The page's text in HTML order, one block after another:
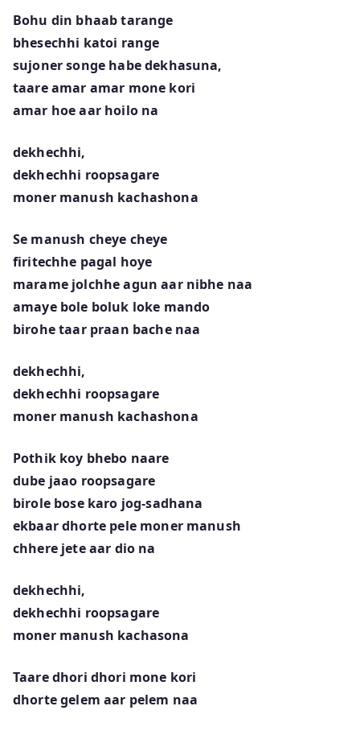
Bohu din bhaab tarange
bhesechhi katoi range
sujoner songe habe dekhasuna,
taare amar amar mone kori
amar hoe aar hoilo na
dekhechhi,
dekhechhi roopsagare
moner manush kachashona
Se manush cheye cheye
firitechhe pagal hoye
marame jolchhe agun aar nibhe naa
amaye bole boluk loke mando
birohe taar praan bache naa
dekhechhi,
dekhechhi roopsagare
moner manush kachashona
Pothik koy bhebo naare
dube jaao roopsagare
birole bose karo jog-sadhana
ekbaar dhorte pele moner manush
chhere jete aar dio na
dekhechhi,
dekhechhi roopsagare
moner manush kachasona
Taare dhori dhori mone kori
dhorte gelem aar pelem naa